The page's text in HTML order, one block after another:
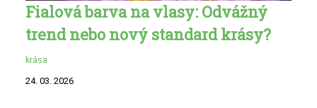
Fialová barva na vlasy: Odvážný
trend nebo nový standard krásy?
krása
24. 03. 2026